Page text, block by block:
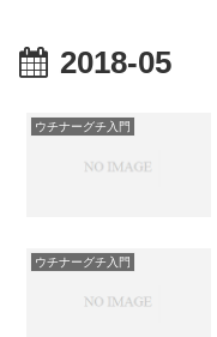
2018-05
ウチナーグチ入門
ウチナーグチ入門